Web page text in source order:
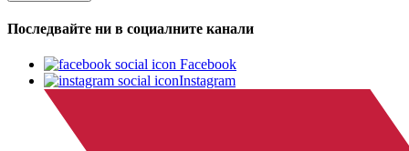
Последвайте ни в социалните канали
Facebook
Instagram